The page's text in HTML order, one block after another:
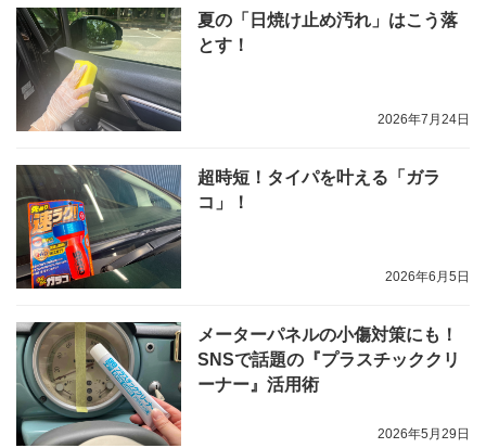
夏の「日焼け止め汚れ」はこう落
とす！
2026年7月24日
超時短！タイパを叶える「ガラ
コ」！
2026年6月5日
メーターパネルの小傷対策にも！
SNSで話題の『プラスチッククリ
ーナー』活用術
2026年5月29日